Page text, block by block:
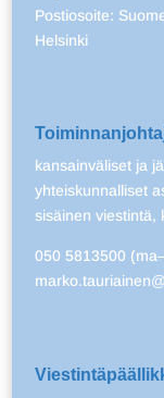
Postiosoite:
Helsinki
kansainväliset ja
yhteiskunnalliset
sisäinen viestintä,
050 5813500